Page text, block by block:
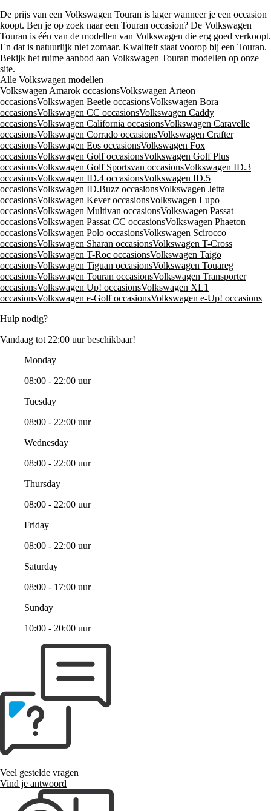
De prijs van een Volkswagen Touran is lager wanneer je een occasion
koopt. Ben je op zoek naar een Touran occasion? De Volkswagen
Touran is één van de modellen van Volkswagen die erg goed verkoopt.
En dat is natuurlijk niet zomaar. Kwaliteit staat voorop bij een Touran.
Bekijk het ruime aanbod aan Volkswagen Touran modellen op onze
site.
Alle Volkswagen modellen
Volkswagen Amarok occasionsVolkswagen Arteon
occasionsVolkswagen Beetle occasionsVolkswagen Bora
occasionsVolkswagen CC occasionsVolkswagen Caddy
occasionsVolkswagen California occasionsVolkswagen Caravelle
occasionsVolkswagen Corrado occasionsVolkswagen Crafter
occasionsVolkswagen Eos occasionsVolkswagen Fox
occasionsVolkswagen Golf occasionsVolkswagen Golf Plus
occasionsVolkswagen Golf Sportsvan occasionsVolkswagen ID.3
occasionsVolkswagen ID.4 occasionsVolkswagen ID.5
occasionsVolkswagen ID.Buzz occasionsVolkswagen Jetta
occasionsVolkswagen Kever occasionsVolkswagen Lupo
occasionsVolkswagen Multivan occasionsVolkswagen Passat
occasionsVolkswagen Passat CC occasionsVolkswagen Phaeton
occasionsVolkswagen Polo occasionsVolkswagen Scirocco
occasionsVolkswagen Sharan occasionsVolkswagen T-Cross
occasionsVolkswagen T-Roc occasionsVolkswagen Taigo
occasionsVolkswagen Tiguan occasionsVolkswagen Touareg
occasionsVolkswagen Touran occasionsVolkswagen Transporter
occasionsVolkswagen Up! occasionsVolkswagen XL1
occasionsVolkswagen e-Golf occasionsVolkswagen e-Up! occasions
Hulp nodig?
Vandaag tot 22:00 uur beschikbaar!
Monday
08:00 - 22:00 uur
Tuesday
08:00 - 22:00 uur
Wednesday
08:00 - 22:00 uur
Thursday
08:00 - 22:00 uur
Friday
08:00 - 22:00 uur
Saturday
08:00 - 17:00 uur
Sunday
10:00 - 20:00 uur
Veel gestelde vragen
Vind je antwoord